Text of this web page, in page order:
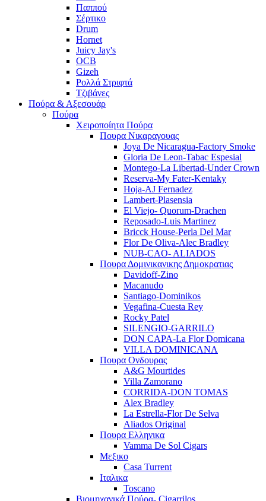
Παππού
Σέρτικο
Drum
Hornet
Juicy Jay's
OCB
Gizeh
Ρολλά Στριφτά
Τζιβάνες
Πούρα & Αξεσουάρ
Πούρα
Χειροποίητα Πούρα
Πουρα Νικαραγουας
Joya De Nicaragua-Factory Smoke
Gloria De Leon-Tabac Espesial
Montego-La Libertad-Under Crown
Reserva-My Fater-Kentaky
Hoja-AJ Fernadez
Lambert-Plasensia
El Viejo- Quorum-Drachen
Reposado-Luis Martinez
Bricck House-Perla Del Mar
Flor De Oliva-Alec Bradley
NUB-CAO- ALIADOS
Πουρα Δομινικανικης Δημοκρατιας
Davidoff-Zino
Macanudo
Santiago-Dominikos
Vegafina-Cuesta Rey
Rocky Patel
SILENGIO-GARRILO
DON CAPA-La Flor Domicana
VILLA DOMINICANA
Πουρα Ονδουρας
A&G Mourtides
Villa Zamorano
CORRIDA-DON TOMAS
Alex Bradley
La Estrella-Flor De Selva
Aliados Original
Πουρα Ελληνικα
Vamma De Sol Cigars
Μεξικο
Casa Turrent
Ιταλικα
Toscano
Βιομηχανικά Πούρα- Cigarrilos